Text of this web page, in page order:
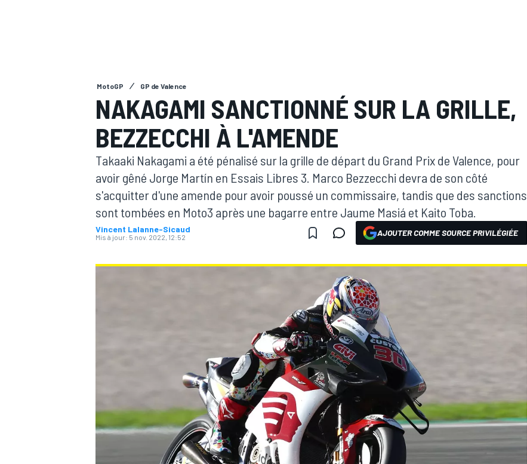
MOTOGP
MotoGP GP de Valence
NAKAGAMI SANCTIONNÉ SUR LA GRILLE,
BEZZECCHI À L'AMENDE
Takaaki Nakagami a été pénalisé sur la grille de départ du Grand Prix de Valence, pour
avoir gêné Jorge Martín en Essais Libres 3. Marco Bezzecchi devra de son côté
s'acquitter d'une amende pour avoir poussé un commissaire, tandis que des sanctions
sont tombées en Moto3 après une bagarre entre Jaume Masiá et Kaito Toba.
Vincent Lalanne-Sicaud
Mis à jour: 5 nov. 2022, 12:52 AJOUTER COMME SOURCE PRIVILÉGIÉE